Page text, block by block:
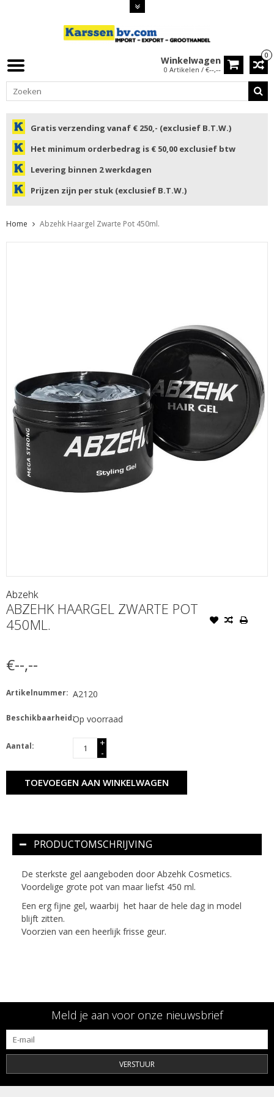
0
Winkelwagen
0 Artikelen / €--,--
Gratis verzending vanaf € 250,- (exclusief B.T.W.)
Het minimum orderbedrag is € 50,00 exclusief btw
Levering binnen 2 werkdagen
Prijzen zijn per stuk (exclusief B.T.W.)
Home Abzehk Haargel Zwarte Pot 450ml.
Abzehk
ABZEHK HAARGEL ZWARTE POT
450ML.
€--,--
Artikelnummer: A2120
Beschikbaarheid:Op voorraad
Aantal:
+
-
TOEVOEGEN AAN WINKELWAGEN
PRODUCTOMSCHRIJVING
De sterkste gel aangeboden door Abzehk Cosmetics.
Voordelige grote pot van maar liefst 450 ml.
Een erg fijne gel, waarbij het haar de hele dag in model
blijft zitten.
Voorzien van een heerlijk frisse geur.
Meld je aan voor onze nieuwsbrief
VERSTUUR